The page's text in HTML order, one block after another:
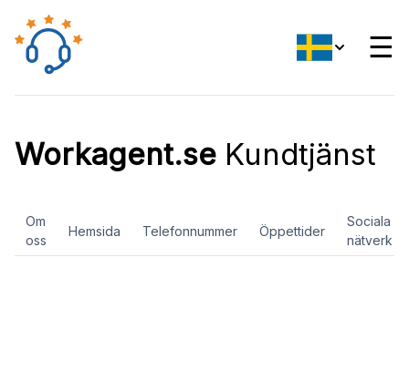
☰
Workagent.se Kundtjänst
Om
oss
Hemsida Telefonnummer Öppettider
Sociala
nätverk